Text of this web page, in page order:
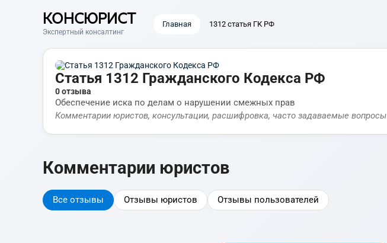
КОНСЮРИСТ
Экспертный консалтинг
Главная 1312 статья ГК РФ
Статья 1312 Гражданского Кодекса РФ
0 отзыва
Обеспечение иска по делам о нарушении смежных прав
Комментарии юристов, консультации, расшифровка, часто задаваемые вопросы
Комментарии юристов
Все отзывы Отзывы юристов Отзывы пользователей